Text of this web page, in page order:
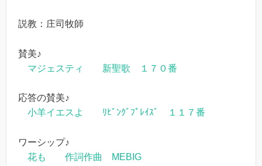
説教：庄司牧師
賛美♪
マジェスティ 新聖歌 １７０番
応答の賛美♪
小羊イエスよ ﾘﾋﾞﾝｸﾞﾌﾟﾚｲｽﾞ １１７番
ワーシップ♪
花も 作詞作曲 MEBIG